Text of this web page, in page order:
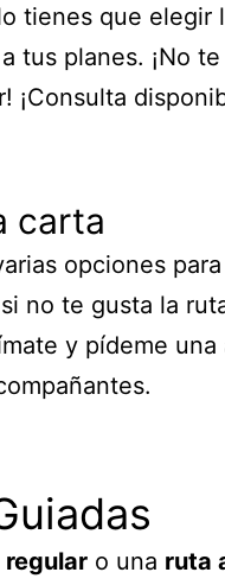
tienes que elegir
tus planes. ¡No
¡Consulta
carta
opciones
no te gusta la
y pídeme una
regular o una ruta